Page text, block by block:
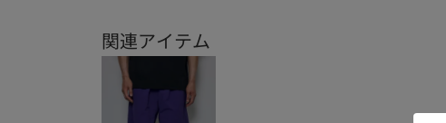
関連アイテム